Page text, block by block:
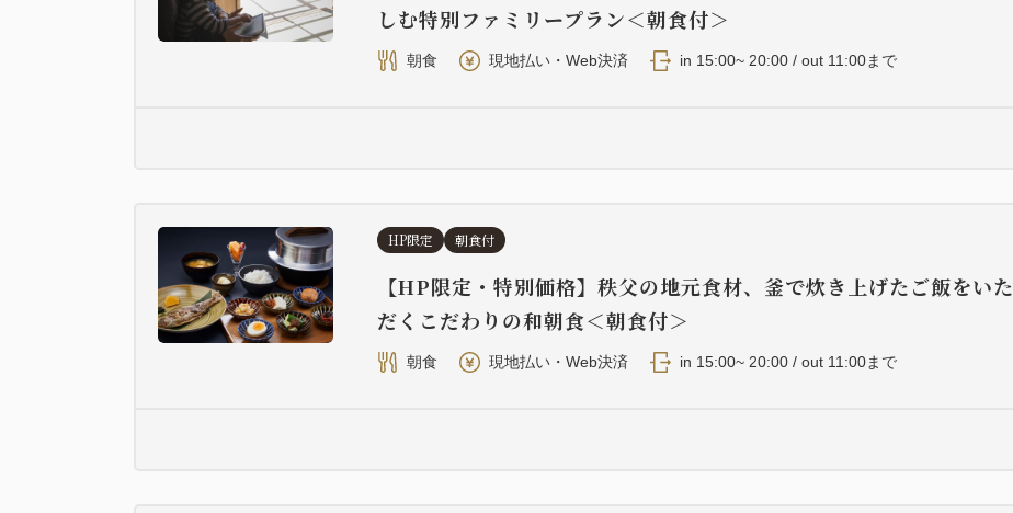
しむ特別ファミリープラン＜朝食付＞
朝食 現地払い・Web決済 in 15:00~ 20:00 / out 11:00まで
HP限定 朝食付
【HP限定・特別価格】秩父の地元食材、釜で炊き上げたご飯をいた
だくこだわりの和朝食＜朝食付＞
朝食 現地払い・Web決済 in 15:00~ 20:00 / out 11:00まで